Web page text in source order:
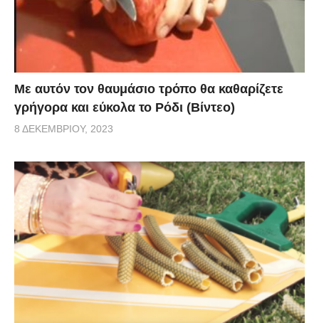
Με αυτόν τον θαυμάσιο τρόπο θα καθαρίζετε
γρήγορα και εύκολα το Ρόδι (Βίντεο)
8 ΔΕΚΕΜΒΡΊΟΥ, 2023